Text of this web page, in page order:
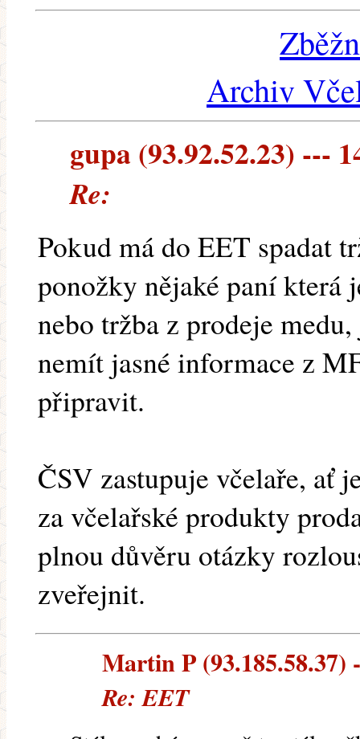
Archiv
gupa (93.92.52.23) ---
Re:
Pokud má do EET spadat
ponožky nějaké paní která
nebo tržba z prodeje
nemít jasné informace z
připravit.
ČSV zastupuje včelaře, ať
za včelařské produkty
plnou důvěru otázky
zveřejnit.
Martin P (93.185.58.37)
Re: EET